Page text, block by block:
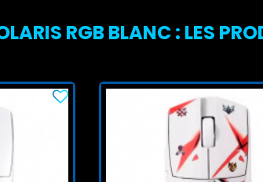
RGB BLANC : LES